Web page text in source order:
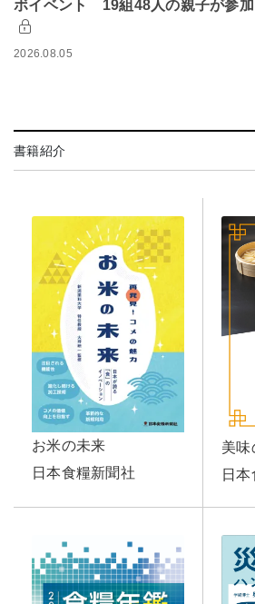
ボイベント 19組48人の親子が参加
2026.08.05
書籍紹介
お米の未来
日本食糧新聞社
美味
日